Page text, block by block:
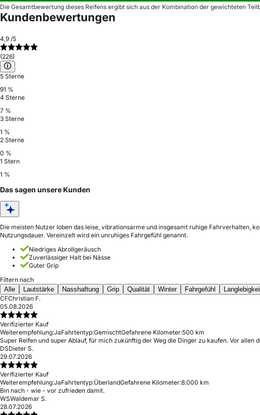
Die Gesamtbewertung dieses Reifens ergibt sich aus der Kombination der gewichteten
Kundenbewertungen
4,9 /5
(226)
5 Sterne
91 %
4 Sterne
7 %
3 Sterne
1 %
2 Sterne
0 %
1 Stern
1 %
Das sagen unsere Kunden
Die meisten Nutzer loben das leise, vibrationsarme und insgesamt ruhige Fahrverhalten,
Nutzungsdauer. Vereinzelt wird ein unruhiges Fahrgefühl genannt.
Niedriges Abrollgeräusch
Zuverlässiger Halt bei Nässe
Guter Grip
Filtern nach
Alle
Lautstärke Nasshaftung Grip Qualität Winter Fahrgefühl
CFChristian F.
05.08.2026
Verifizierter Kauf
Weiterempfehlung:JaFahrtentyp:GemischtGefahrene Kilometer:500 km
Super Reifen und super Ablauf, für mich zukünftig der Weg die Dinger zu kaufen. Vor allen
DSDieter S.
29.07.2026
Verifizierter Kauf
Weiterempfehlung:JaFahrtentyp:ÜberlandGefahrene Kilometer:8.000 km
Bin nach - wie - vor zufrieden damit.
WSWaldemar S.
28.07.2026